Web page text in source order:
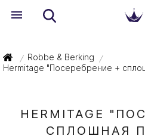
/ Robbe & Berking /
Hermitage "Посеребрение +
HERMITAGE
СПЛОШНАЯ